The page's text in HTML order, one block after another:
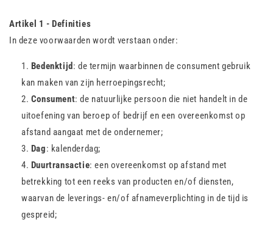
Artikel 1 - Definities
In deze voorwaarden wordt verstaan onder:
Bedenktijd : de termijn waarbinnen de consument gebruik
kan maken van zijn herroepingsrecht;
Consument: de natuurlijke persoon die niet handelt in de
uitoefening van beroep of bedrijf en een overeenkomst op
afstand aangaat met de ondernemer;
Dag: kalenderdag;
Duurtransactie: een overeenkomst op afstand met
betrekking tot een reeks van producten en/of diensten,
waarvan de leverings- en/of afnameverplichting in de tijd is
gespreid;